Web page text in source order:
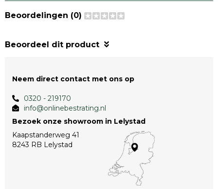
Beoordelingen (0)
Beoordeel dit product
Neem direct contact met ons op
0320 - 219170
info@onlinebestrating.nl
Bezoek onze showroom in Lelystad
Kaapstanderweg 41
8243 RB Lelystad